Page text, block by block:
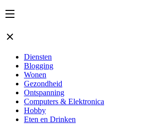
Diensten
Blogging
Wonen
Gezondheid
Ontspanning
Computers & Elektronica
Hobby
Eten en Drinken